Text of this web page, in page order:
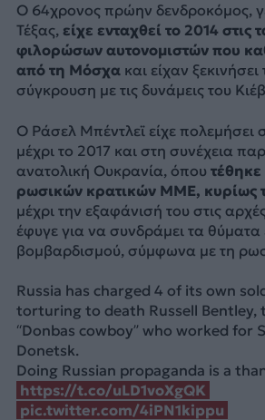
Ο 64χρονος πρώην δενδροκόμος,
Τέξας, είχε ενταχθεί το 2014 στις
φιλορώσων αυτονομιστών που
από τη Μόσχακαι είχαν ξεκινήσει
σύγκρουση με τις δυνάμεις του
Ο Ράσελ Μπέντλεϊ είχε πολεμήσει
μέχρι το 2017 και στη συνέχεια
ανατολική Ουκρανία, όπου
ρωσικών κρατικών ΜΜΕ, κυρίως
μέχρι την εξαφάνισή του στις
έφυγε για να συνδράμει τα θύματα
βομβαρδισμού, σύμφωνα με τη
Russia has charged 4 of its own
torturing to death Russell Bentley,
“Donbas cowboy” who worked for
Donetsk.
Doing Russian propaganda is a
https://t.co/uLD1voXgQK
pic.twitter.com/4iPN1kippu